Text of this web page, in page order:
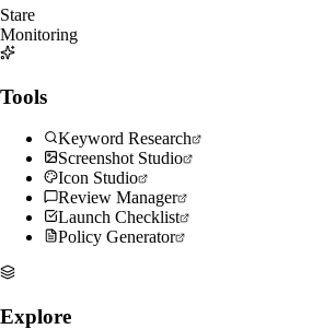
Stare
Monitoring
Tools
Keyword Research
Screenshot Studio
Icon Studio
Review Manager
Launch Checklist
Policy Generator
Explore